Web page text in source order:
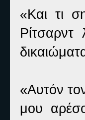
«Και τι
Ρίτσαρντ
«Αυτόν
μου